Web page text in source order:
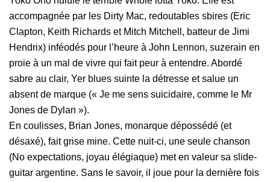
accompagnée par les Dirty Mac, redoutables sbires (Eric
Clapton, Keith Richards et Mitch Mitchell, batteur de Jimi
Hendrix) inféodés pour l’heure à John Lennon, suzerain en
proie à un mal de vivre qui fait peur à entendre. Abordé
sabre au clair, Yer blues suinte la détresse et salue un
absent de marque (« Je me sens suicidaire, comme le Mr
Jones de Dylan »).
En coulisses, Brian Jones, monarque dépossédé (et
désaxé), fait grise mine. Cette nuit-ci, une seule chanson
(No expectations, joyau élégiaque) met en valeur sa slide-
guitar argentine. Sans le savoir, il joue pour la dernière fois